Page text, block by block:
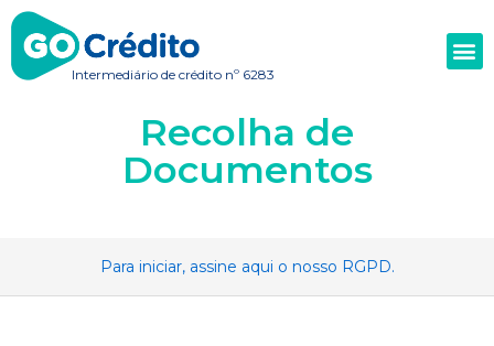
Intermediário de crédito nº 6283
Recolha de
Documentos
Para iniciar, assine aqui o nosso RGPD.